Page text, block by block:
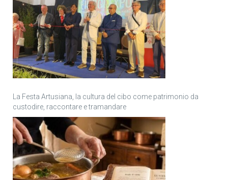
La Festa Artusiana, la cultura del cibo come patrimonio da
custodire, raccontare e tramandare